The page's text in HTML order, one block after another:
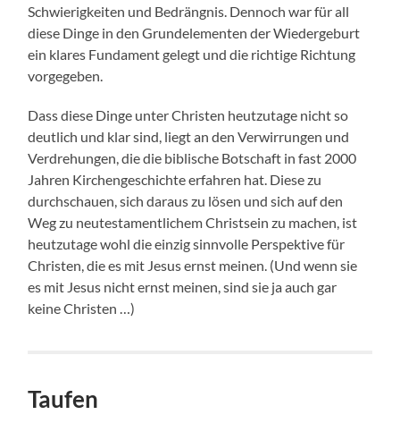
Schwierigkeiten und Bedrängnis. Dennoch war für all
diese Dinge in den Grundelementen der Wiedergeburt
ein klares Fundament gelegt und die richtige Richtung
vorgegeben.
Dass diese Dinge unter Christen heutzutage nicht so
deutlich und klar sind, liegt an den Verwirrungen und
Verdrehungen, die die biblische Botschaft in fast 2000
Jahren Kirchengeschichte erfahren hat. Diese zu
durchschauen, sich daraus zu lösen und sich auf den
Weg zu neutestamentlichem Christsein zu machen, ist
heutzutage wohl die einzig sinnvolle Perspektive für
Christen, die es mit Jesus ernst meinen. (Und wenn sie
es mit Jesus nicht ernst meinen, sind sie ja auch gar
keine Christen …)
Taufen